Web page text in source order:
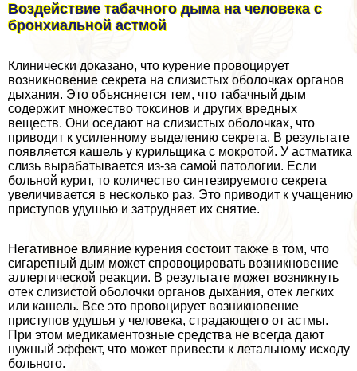
Воздействие табачного дыма на человека с
бронхиальной астмой
Клинически доказано, что курение провоцирует
возникновение секрета на слизистых оболочках органов
дыхания. Это объясняется тем, что табачный дым
содержит множество токсинов и других вредных
веществ. Они оседают на слизистых оболочках, что
приводит к усиленному выделению секрета. В результате
появляется кашель у курильщика с мокротой. У астматика
слизь выpaбатывается из-за самой патологии. Если
больной курит, то количество синтезируемого секрета
увеличивается в несколько раз. Это приводит к учащению
приступов удушью и затрудняет их снятие.
Негативное влияние курения состоит также в том, что
сигаретный дым может спровоцировать возникновение
аллергической реакции. В результате может возникнуть
отек слизистой оболочки органов дыхания, отек легких
или кашель. Все это провоцирует возникновение
приступов удушья у человека, страдающего от астмы.
При этом медикаментозные средства не всегда дают
нужный эффект, что может привести к летальному исходу
больного.